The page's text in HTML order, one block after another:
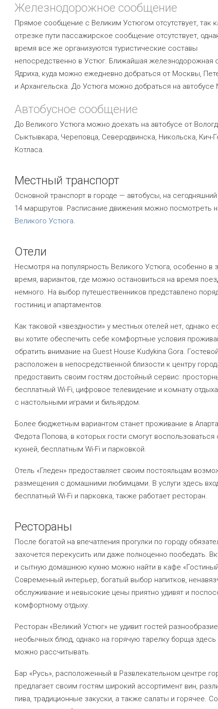
Железнодорожное сообщение
Прямое сообщение с Великим Устюгом отсутствует, так
отрезке пути пассажирское сообщение отсутствует,
время все же организуются туристические составы
непосредственно в Устюг. Ближайшая железнодорожная
Ядриха, куда можно ежедневно добраться от Москвы,
и Архангельска. До Устюга можно добраться на автобусе
Автобусное сообщение
До Великого Устюга можно доехать на автобусе от
Сыктывкара, Череповца, Северодвинска, Никольска, Кич-
Котласа.
Местный транспорт
Основной транспорт в городе — автобусы, на
14 маршрутов. Расписание движения можно посмотреть
Великого Устюга.
Отели
Несмотря на популярность Великого Устюга, особенно в
время, вариантов, где можно остановиться на время
немного. На выбор путешественников представлено
гостиниц и апартаментов.
Как таковой «звездности» у местных отелей нет, однако
вы хотите обеспечить себе комфортные условия
обратить внимание на Guest House Kudykina Gora.
расположен в непосредственной близости к центру
предоставить своим гостям достойный сервис:
бесплатный Wi-Fi, цифровое телевидение и комнату отдыха
с настольными играми и бильярдом.
Более бюджетным вариантом станет проживание в
Федота Попова, в которых гости смогут воспользоваться
кухней, бесплатным Wi-Fi и парковкой.
Отель «Гледен» предоставляет своим постояльцам
размещения с домашними любимцами. В услуги здесь
бесплатный Wi-Fi и парковка, также работает ресторан.
Рестораны
После богатой на впечатления прогулки по городу
захочется перекусить или даже полноценно пообедать.
и сытную домашнюю кухню можно найти в кафе
Современный интерьер, богатый выбор напитков,
обслуживание и невысокие цены приятно удивят и
комфортному отдыху.
Ресторан «Великий Устюг» не удивит гостей
необычных блюд, однако на горячую тарелку борща здесь
можно рассчитывать.
Бар «Русь», расположенный в Развлекательном центре
предлагает своим гостям широкий ассортимент вин,
пива, традиционные закуски, а также салаты и горячее.